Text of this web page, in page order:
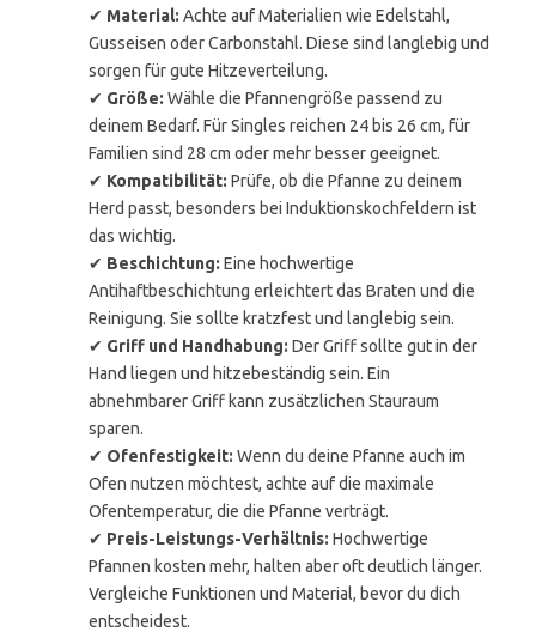
✔ Material: Achte auf Materialien wie Edelstahl,
Gusseisen oder Carbonstahl. Diese sind langlebig und
sorgen für gute Hitzeverteilung.
✔ Größe: Wähle die Pfannengröße passend zu
deinem Bedarf. Für Singles reichen 24 bis 26 cm, für
Familien sind 28 cm oder mehr besser geeignet.
✔ Kompatibilität: Prüfe, ob die Pfanne zu deinem
Herd passt, besonders bei Induktionskochfeldern ist
das wichtig.
✔ Beschichtung: Eine hochwertige
Antihaftbeschichtung erleichtert das Braten und die
Reinigung. Sie sollte kratzfest und langlebig sein.
✔ Griff und Handhabung: Der Griff sollte gut in der
Hand liegen und hitzebeständig sein. Ein
abnehmbarer Griff kann zusätzlichen Stauraum
sparen.
✔ Ofenfestigkeit: Wenn du deine Pfanne auch im
Ofen nutzen möchtest, achte auf die maximale
Ofentemperatur, die die Pfanne verträgt.
✔ Preis-Leistungs-Verhältnis: Hochwertige
Pfannen kosten mehr, halten aber oft deutlich länger.
Vergleiche Funktionen und Material, bevor du dich
entscheidest.